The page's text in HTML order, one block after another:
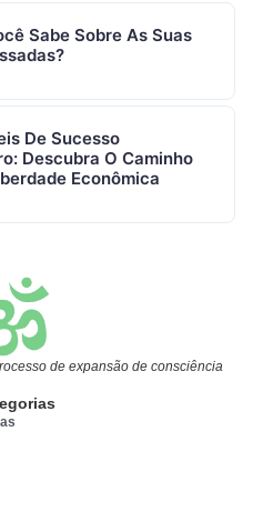
Sabe Sobre As Suas
De Sucesso
Descubra O Caminho
Econômica
de expansão de consciência